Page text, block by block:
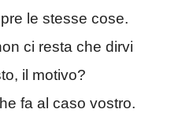
le stesse cose.
ci resta che dirvi
il motivo?
fa al caso vostro.